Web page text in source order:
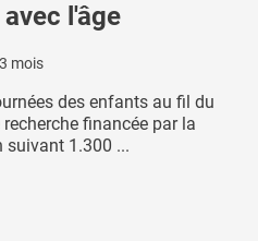
l'âge
mois
des enfants au fil du
financée par la
suivant 1.300 ...